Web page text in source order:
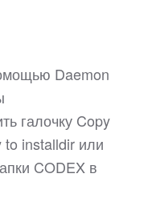
Daemon
галочку Copy
installdir или
CODEX в